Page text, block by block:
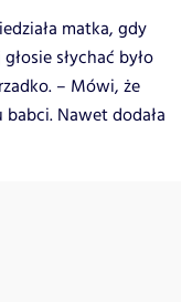
matka, gdy
słychać było
– Mówi, że
Nawet dodała